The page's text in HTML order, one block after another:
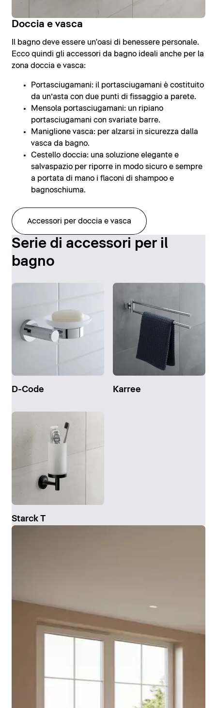
Doccia e vasca
Il bagno deve essere un'oasi di benessere personale.
Ecco quindi gli accessori da bagno ideali anche per la
zona doccia e vasca:
Portasciugamani: il portasciugamani è costituito
da un’asta con due punti di fissaggio a parete.
Mensola portasciugamani: un ripiano
portasciugamani con svariate barre.
Maniglione vasca: per alzarsi in sicurezza dalla
vasca da bagno.
Cestello doccia: una soluzione elegante e
salvaspazio per riporre in modo sicuro e sempre
a portata di mano i flaconi di shampoo e
bagnoschiuma.
Accessori per doccia e vasca
Serie di accessori per il
bagno
D-Code Karree
Starck T